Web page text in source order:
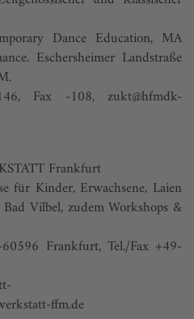
Dance Education, MA
Eschersheimer Landstraße
Fax -108, zukt@hfmdk-
Frankfurt
für Kinder, Erwachsene, Laien
Vilbel, zudem Workshops &
Frankfurt, Tel./Fax +49-
ffm.de